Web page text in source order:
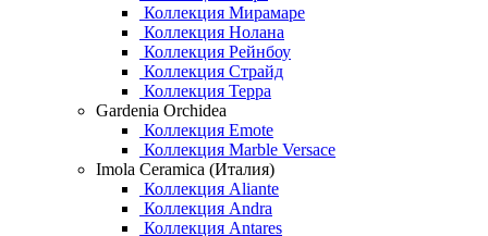
Коллекция Мирамаре
Коллекция Нолана
Коллекция Рейнбоу
Коллекция Страйд
Коллекция Терра
Gardenia Orchidea
Коллекция Emote
Коллекция Marble Versace
Imola Ceramica (Италия)
Коллекция Aliante
Коллекция Andra
Коллекция Antares